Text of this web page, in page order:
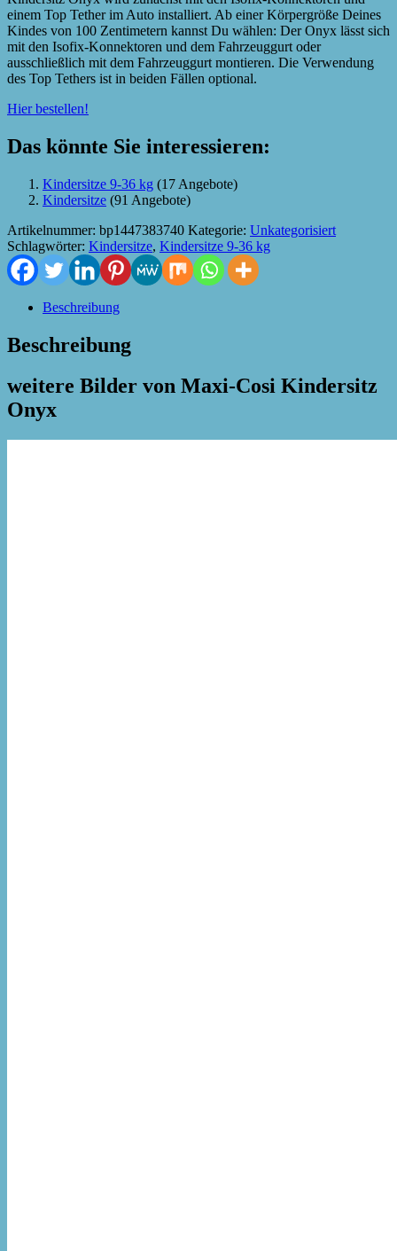
einem Top Tether im Auto installiert. Ab einer Körpergröße Deines
Kindes von 100 Zentimetern kannst Du wählen: Der Onyx lässt sich
mit den Isofix-Konnektoren und dem Fahrzeuggurt oder
ausschließlich mit dem Fahrzeuggurt montieren. Die Verwendung
des Top Tethers ist in beiden Fällen optional.
Hier bestellen!
Das könnte Sie interessieren:
Kindersitze 9-36 kg (17 Angebote)
Kindersitze (91 Angebote)
Artikelnummer: bp1447383740 Kategorie: Unkategorisiert
Schlagwörter: Kindersitze, Kindersitze 9-36 kg
Beschreibung
Beschreibung
weitere Bilder von Maxi-Cosi Kindersitz
Onyx